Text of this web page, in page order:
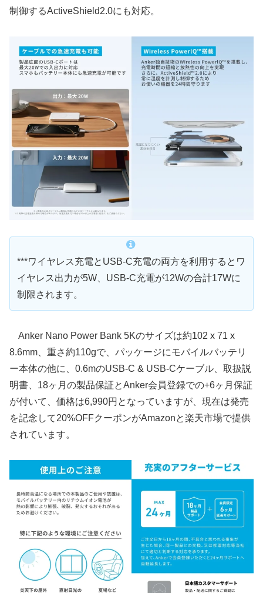
制御するActiveShield️2.0にも対応。
***ワイヤレス充電とUSB-C充電の両方を利用するとワ
イヤレス出力が5W、USB-C充電が12Wの合計17Wに
制限されます。
Anker Nano Power Bank 5Kのサイズは約102 x 71 x
8.6mm、重さ約110gで、パッケージにモバイルバッテリ
ー本体の他に、0.6mのUSB-C & USB-Cケーブル、取扱説
明書、18ヶ月の製品保証とAnker会員登録での+6ヶ月保証
が付いて、価格は6,990円となっていますが、現在は発売
を記念して20%OFFクーポンがAmazonと楽天市場で提供
されています。